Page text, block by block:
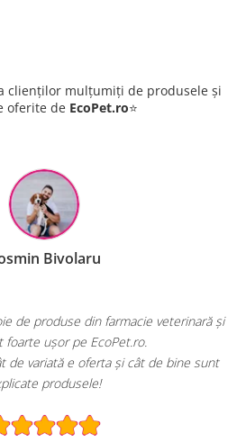
clienților mulțumiți de produsele și
oferite de EcoPet.ro⭐
Bivolaru
de produse din farmacie veterinară și
foarte ușor pe EcoPet.ro.
de variată e oferta și cât de bine sunt
produsele!